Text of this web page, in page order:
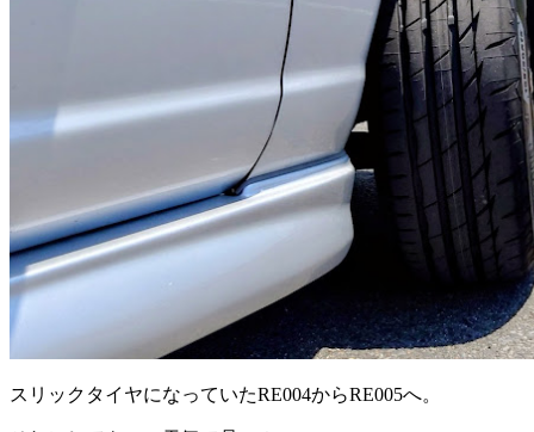
スリックタイヤになっていたRE004からRE005へ。